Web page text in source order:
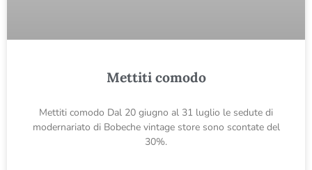
Mettiti comodo
Mettiti comodo Dal 20 giugno al 31 luglio le sedute di
modernariato di Bobeche vintage store sono scontate del
30%.